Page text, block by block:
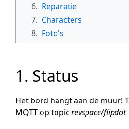
6. Reparatie
7. Characters
8. Foto's
1. Status
Het bord hangt aan de muur!
MQTT op topic revspace/flipdot